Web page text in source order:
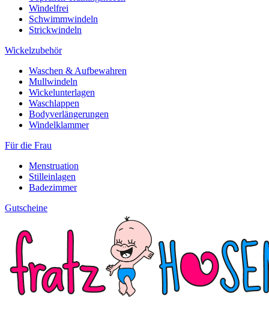
Windelfrei
Schwimmwindeln
Strickwindeln
Wickelzubehör
Waschen & Aufbewahren
Mullwindeln
Wickelunterlagen
Waschlappen
Bodyverlängerungen
Windelklammer
Für die Frau
Menstruation
Stilleinlagen
Badezimmer
Gutscheine